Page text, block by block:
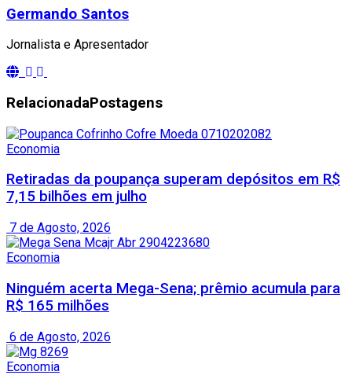
Germando Santos
Jornalista e Apresentador
RelacionadaPostagens
Economia
Retiradas da poupança superam depósitos em R$
7,15 bilhões em julho
7 de Agosto, 2026
Economia
Ninguém acerta Mega-Sena; prêmio acumula para
R$ 165 milhões
6 de Agosto, 2026
Economia